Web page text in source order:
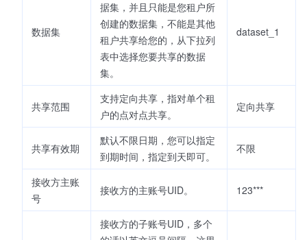
数据集
据集，并且只能是您租户所
创建的数据集，不能是其他
租户共享给您的，从下拉列
表中选择您要共享的数据
集。
dataset_1
共享范围
支持定向共享，指对单个租
户的点对点共享。
定向共享
共享有效期
默认不限日期，您可以指定
到期时间，指定到天即可。
不限
接收方主账
号
接收方的主账号UID。 123***
接收方的子账号UID，多个